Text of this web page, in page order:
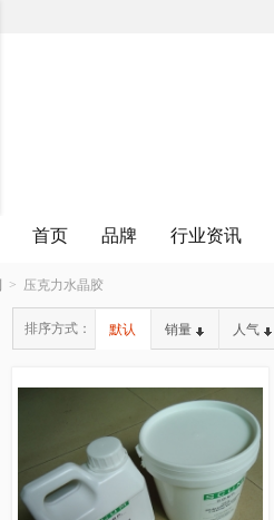
首页 品牌 行业资讯
> 压克力水晶胶
排序方式： 默认 销量 人气